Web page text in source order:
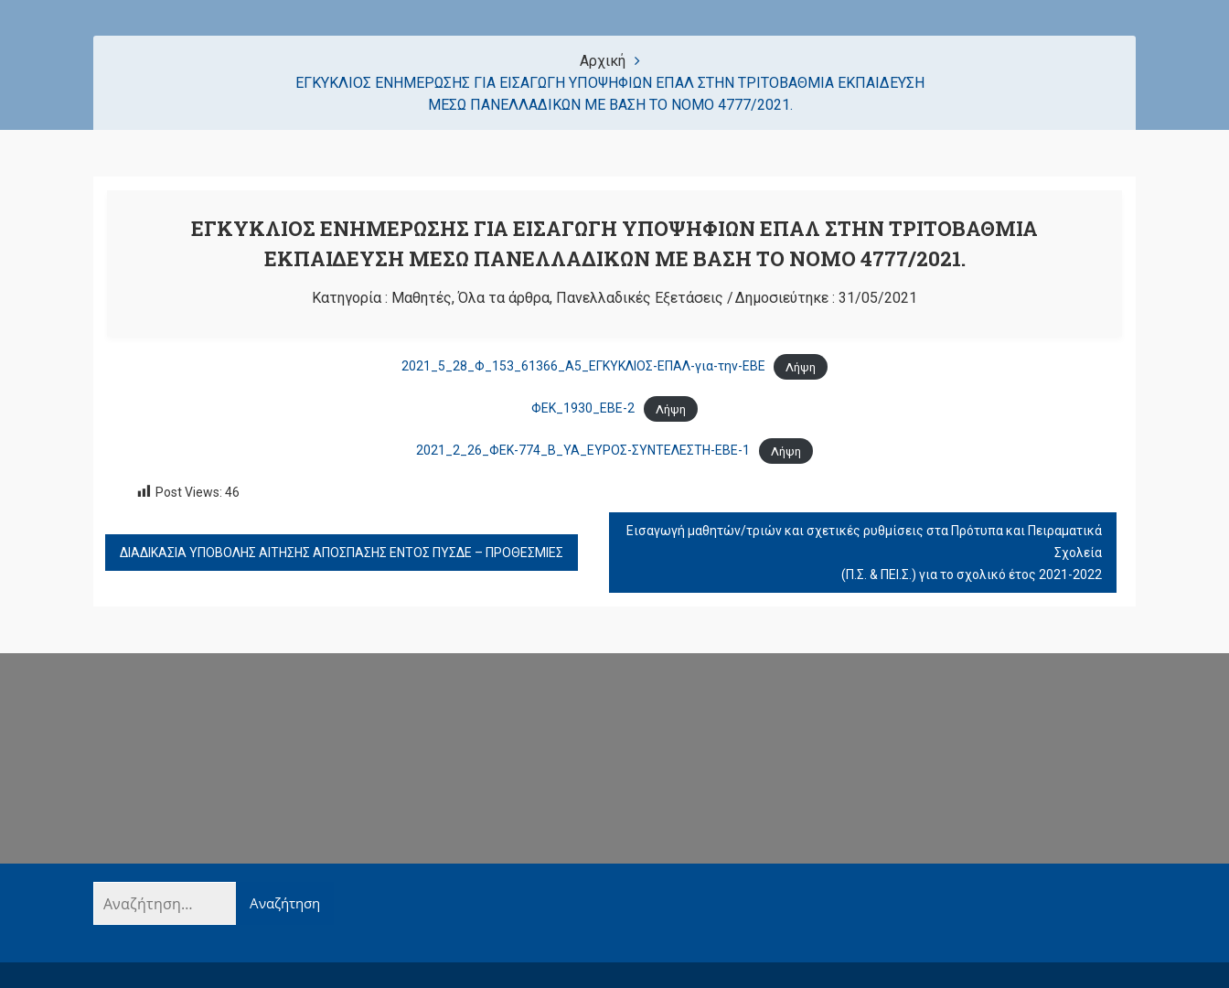
Αρχική
ΕΓΚΥΚΛΙΟΣ ΕΝΗΜΕΡΩΣΗΣ ΓΙΑ ΕΙΣΑΓΩΓΗ ΥΠΟΨΗΦΙΩΝ ΕΠΑΛ ΣΤΗΝ ΤΡΙΤΟΒΑΘΜΙΑ ΕΚΠΑΙΔΕΥΣΗ
ΜΕΣΩ ΠΑΝΕΛΛΑΔΙΚΩΝ ΜΕ ΒΑΣΗ ΤΟ ΝΟΜΟ 4777/2021.
ΕΓΚΥΚΛΙΟΣ ΕΝΗΜΕΡΩΣΗΣ ΓΙΑ ΕΙΣΑΓΩΓΗ ΥΠΟΨΗΦΙΩΝ ΕΠΑΛ ΣΤΗΝ ΤΡΙΤΟΒΑΘΜΙΑ
ΕΚΠΑΙΔΕΥΣΗ ΜΕΣΩ ΠΑΝΕΛΛΑΔΙΚΩΝ ΜΕ ΒΑΣΗ ΤΟ ΝΟΜΟ 4777/2021.
Κατηγορία : Μαθητές,Όλα τα άρθρα, Πανελλαδικές Εξετάσεις /Δημοσιεύτηκε : 31/05/2021
2021_5_28_Φ_153_61366_Α5_ΕΓΚΥΚΛΙΟΣ-ΕΠΑΛ-για-την-ΕΒΕ Λήψη
ΦΕΚ_1930_ΕΒΕ-2 Λήψη
2021_2_26_ΦΕΚ-774_Β_ΥΑ_ΕΥΡΟΣ-ΣΥΝΤΕΛΕΣΤΗ-ΕΒΕ-1 Λήψη
Post Views: 46
ΠΛΟΉΓΗΣΗ
ΆΡΘΡΩΝ
ΔΙΑΔΙΚΑΣΙΑ ΥΠΟΒΟΛΗΣ ΑΙΤΗΣΗΣ ΑΠΟΣΠΑΣΗΣ ΕΝΤΟΣ ΠΥΣΔΕ – ΠΡΟΘΕΣΜΙΕΣ
Εισαγωγή μαθητών/τριών και σχετικές ρυθμίσεις στα Πρότυπα και Πειραματικά
Σχολεία
(Π.Σ. & ΠΕΙ.Σ.) για το σχολικό έτος 2021-2022